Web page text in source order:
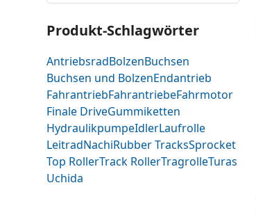
Produkt-Schlagwörter
AntriebsradBolzenBuchsen
Buchsen und BolzenEndantrieb
FahrantriebFahrantriebeFahrmotor
Finale DriveGummiketten
HydraulikpumpeIdlerLaufrolle
LeitradNachiRubber TracksSprocket
Top RollerTrack RollerTragrolleTuras
Uchida